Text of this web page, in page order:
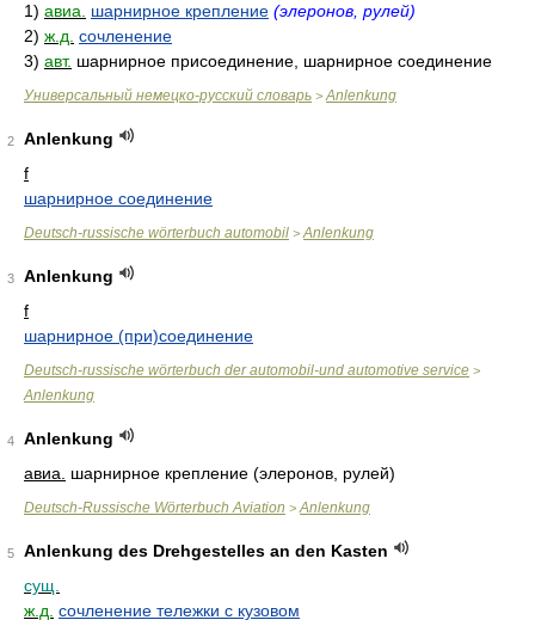
1) авиа. шарнирное крепление (элеронов, рулей)
2) ж.д. сочленение
3) авт. шарнирное присоединение, шарнирное соединение
Универсальный немецко-русский словарь > Anlenkung
2
Anlenkung
f
шарнирное соединение
Deutsch-russische wörterbuch automobil > Anlenkung
3
Anlenkung
f
шарнирное (при)соединение
Deutsch-russische wörterbuch der automobil-und automotive service >
Anlenkung
4
Anlenkung
авиа.
шарнирное крепление (элеронов, рулей)
Deutsch-Russische Wörterbuch Aviation > Anlenkung
5
Anlenkung des Drehgestelles an den Kasten
сущ.
ж.д. сочленение тележки с кузовом